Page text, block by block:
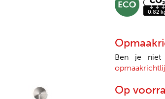
Ben je niet
Op